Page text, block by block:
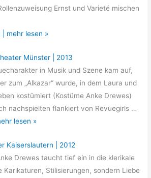
Ernst und Varieté mischen
| mehr lesen »
Münster | 2013
in Musik und Szene kam auf,
zum „Alkazar“ wurde, in dem Laura und
kostümiert (Kostüme Anke Drewes)
nachspielten flankiert von Revuegirls …
lesen »
Kaiserslautern | 2012
Drewes taucht tief ein in die klerikale
Karikaturen, Stilisierungen, sondern Liebe